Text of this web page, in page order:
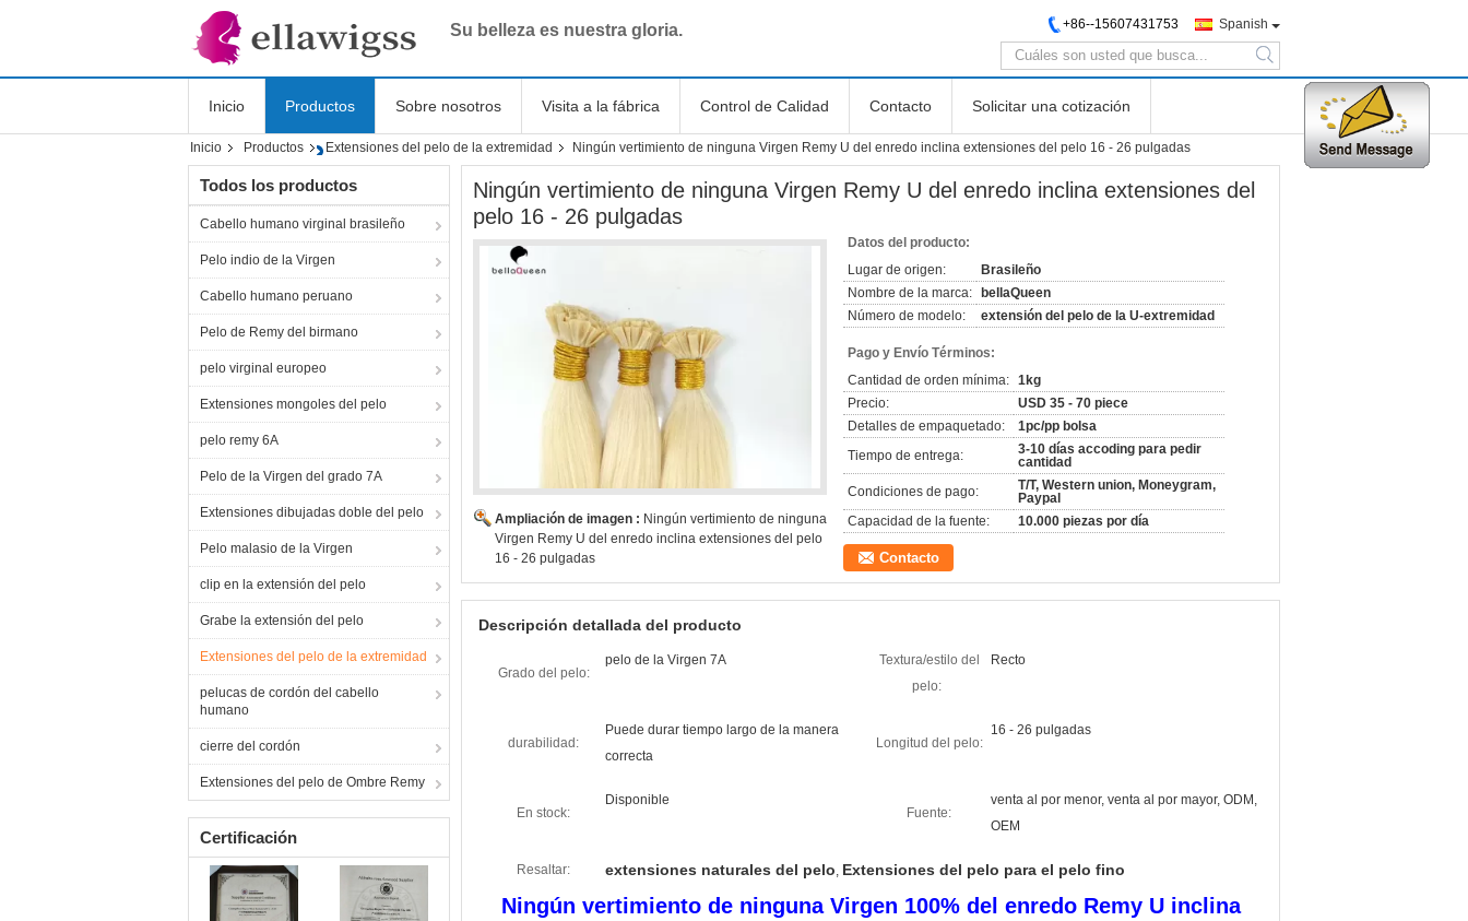
Su belleza es nuestra gloria. Spanish
+86--15607431753
search
Inicio Productos Sobre nosotros Visita a la fábrica Control de Calidad Contacto Solicitar una cotización
Shopping Online
Inicio Productos Extensiones del pelo de la extremidad Ningún vertimiento de ninguna Virgen Remy U del enredo inclina extensiones del pelo 16 - 26 pulgadas
Todos los productos
Cabello humano virginal brasileño
Pelo indio de la Virgen
Cabello humano peruano
Pelo de Remy del birmano
pelo virginal europeo
Extensiones mongoles del pelo
pelo remy 6A
Pelo de la Virgen del grado 7A
Extensiones dibujadas doble del pelo
Pelo malasio de la Virgen
clip en la extensión del pelo
Grabe la extensión del pelo
Extensiones del pelo de la extremidad
pelucas de cordón del cabello
humano
cierre del cordón
Extensiones del pelo de Ombre Remy
Certificación
Ningún vertimiento de ninguna Virgen Remy U del enredo inclina extensiones del
pelo 16 - 26 pulgadas
Ampliación de imagen : Ningún vertimiento de ninguna
Virgen Remy U del enredo inclina extensiones del pelo
16 - 26 pulgadas
Datos del producto:
Lugar de origen:
Brasileño
Nombre de la marca:
bellaQueen
Número de modelo:
extensión del pelo de la U-extremidad
Pago y Envío Términos:
Cantidad de orden mínima: 1kg
Precio:
USD 35 - 70 piece
Detalles de empaquetado:
1pc/pp bolsa
Tiempo de entrega:
3-10 días accoding para pedir
cantidad
Condiciones de pago:
T/T, Western union, Moneygram,
Paypal
Capacidad de la fuente:
10.000 piezas por día
Contacto
Descripción detallada del producto
Grado del pelo:
pelo de la Virgen 7A
Textura/estilo del
pelo:
Recto
durabilidad:
Puede durar tiempo largo de la manera
correcta
Longitud del pelo:
16 - 26 pulgadas
En stock:
Disponible
Fuente:
venta al por menor, venta al por mayor, ODM,
OEM
Resaltar: extensiones naturales del pelo, Extensiones del pelo para el pelo fino
Ningún vertimiento de ninguna Virgen 100% del enredo Remy U inclina